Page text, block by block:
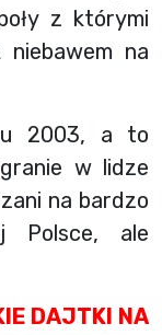
z którymi
na
2003, a to
w lidze
na bardzo
Polsce, ale
DAJTKI NA